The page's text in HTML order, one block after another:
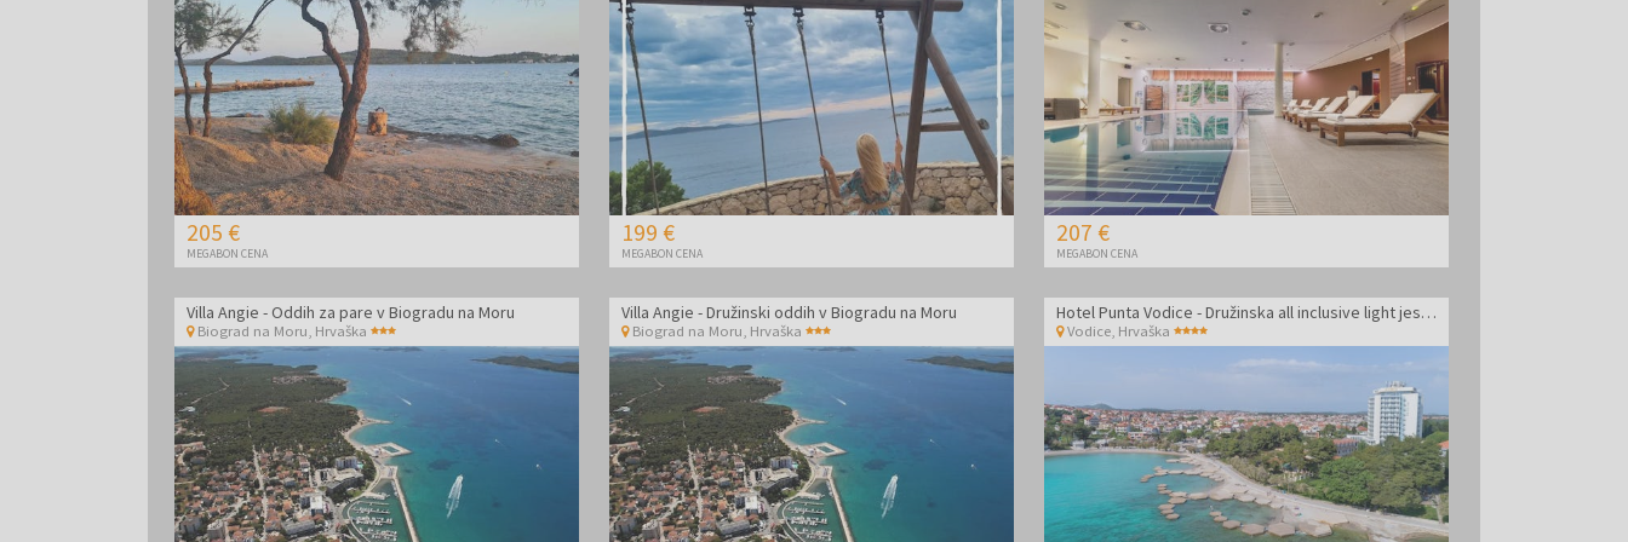
205 €
MEGABON CENA
199 €
MEGABON CENA
207 €
MEGABON CENA
Villa Angie - Oddih za pare v Biogradu na Moru
Biograd na Moru Hrvaška
Villa Angie - Družinski oddih v Biogradu na Moru
Biograd na Moru Hrvaška
Hotel Punta Vodice - Družinska all inclusive light jesen s pridihom wellnessa - Posebna akcija
Vodice, Hrvaška